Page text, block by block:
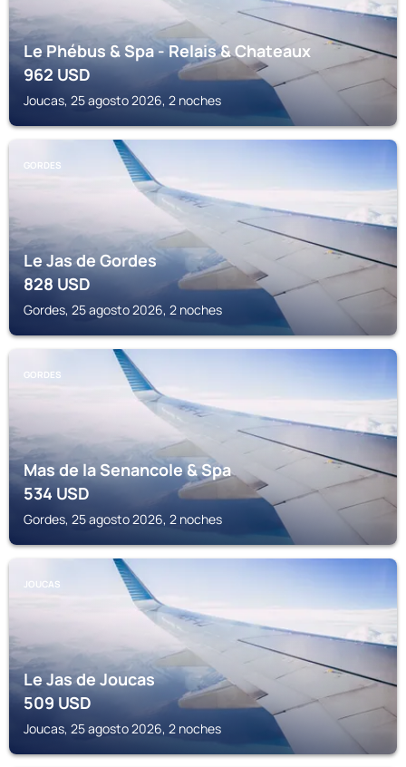
Le Phébus & Spa - Relais & Chateaux
962USD
Joucas, 25 agosto 2026, 2 noches
GORDES
Le Jas de Gordes
828USD
Gordes, 25 agosto 2026, 2 noches
GORDES
Mas de la Senancole & Spa
534USD
Gordes, 25 agosto 2026, 2 noches
JOUCAS
Le Jas de Joucas
509USD
Joucas, 25 agosto 2026, 2 noches